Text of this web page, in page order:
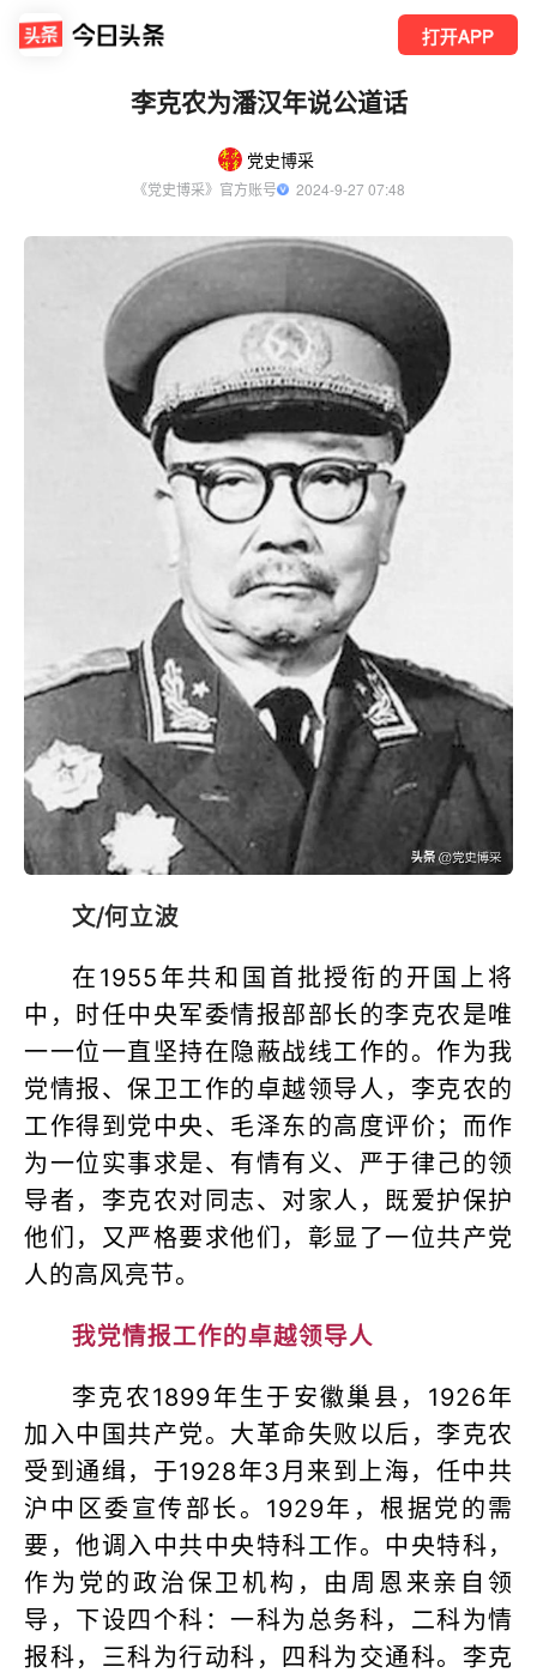
打开APP
李克农为潘汉年说公道话
党史博采
《党史博采》官方账号
  2024-9-27 07:48
文/何立波
在1955年共和国首批授衔的开国上将
中，时任中央军委情报部部长的李克农是唯
一一位一直坚持在隐蔽战线工作的。作为我
党情报、保卫工作的卓越领导人，李克农的
工作得到党中央、毛泽东的高度评价；而作
为一位实事求是、有情有义、严于律己的领
导者，李克农对同志、对家人，既爱护保护
他们，又严格要求他们，彰显了一位共产党
人的高风亮节。
我党情报工作的卓越领导人
李克农1899年生于安徽巢县，1926年
加入中国共产党。大革命失败以后，李克农
受到通缉，于1928年3月来到上海，任中共
沪中区委宣传部长。1929年，根据党的需
要，他调入中共中央特科工作。中央特科，
作为党的政治保卫机构，由周恩来亲自领
导，下设四个科：一科为总务科，二科为情
报科，三科为行动科，四科为交通科。李克